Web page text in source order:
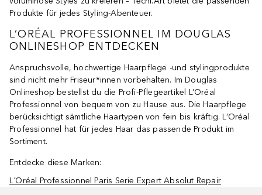
Produkte für jedes Styling-Abenteuer.
L’ORÉAL PROFESSIONNEL IM DOUGLAS
ONLINESHOP ENTDECKEN
Anspruchsvolle, hochwertige Haarpflege -und stylingprodukte
sind nicht mehr Friseur*innen vorbehalten. Im Douglas
Onlineshop bestellst du die Profi-Pflegeartikel L’Oréal
Professionnel von bequem von zu Hause aus. Die Haarpflege
berücksichtigt sämtliche Haartypen von fein bis kräftig. L’Oréal
Professionnel hat für jedes Haar das passende Produkt im
Sortiment.
Entdecke diese Marken:
L´Oréal Professionnel Paris Serie Expert Absolut Repair